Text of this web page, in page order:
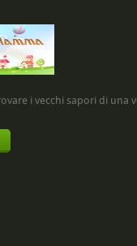
i vecchi sapori di una